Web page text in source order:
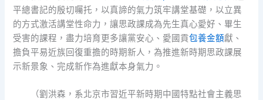
平總書記的殷切囑托，以真諦的氣力筑牢講堂基礎，以立異
的方式激活講堂性命力，讓思政課成為先生真心愛好、畢生
受害的課程，盡力培育更多讓黨安心、愛國貢包養金額獻、
擔負平易近族回復重擔的時期新人，為推進新時期思政課展
示新景象、完成新作為進獻本身氣力。
（劉洪森，系北京市習近平新時期中國特點社會主義思